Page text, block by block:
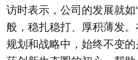
访时表示，公司的发展就如
般，稳扎稳打、厚积薄发
规划和战略中，始终不变